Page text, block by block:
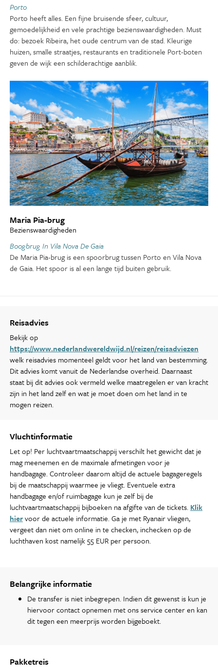
Porto
Porto heeft alles. Een fijne bruisende sfeer, cultuur,
gemoedelijkheid en vele prachtige bezienswaardigheden. Must
do: bezoek Ribeira, het oude centrum van de stad. Kleurige
huizen, smalle straatjes, restaurants en traditionele Port-boten
geven de wijk een schilderachtige aanblik.
Maria Pia-brug
Bezienswaardigheden
Boogbrug In Vila Nova De Gaia
De Maria Pia-brug is een spoorbrug tussen Porto en Vila Nova
de Gaia. Het spoor is al een lange tijd buiten gebruik.
Reisadvies
Bekijk op
https://www.nederlandwereldwijd.nl/reizen/reisadviezen
welk reisadvies momenteel geldt voor het land van bestemming.
Dit advies komt vanuit de Nederlandse overheid. Daarnaast
staat bij dit advies ook vermeld welke maatregelen er van kracht
zijn in het land zelf en wat je moet doen om het land in te
mogen reizen.
Vluchtinformatie
Let op! Per luchtvaartmaatschappij verschilt het gewicht dat je
mag meenemen en de maximale afmetingen voor je
handbagage. Controleer daarom altijd de actuele bagageregels
bij de maatschappij waarmee je vliegt. Eventuele extra
handbagage en/of ruimbagage kun je zelf bij de
luchtvaartmaatschappij bijboeken na afgifte van de tickets. Klik
hiervoor de actuele informatie. Ga je met Ryanair vliegen,
vergeet dan niet om online in te checken, inchecken op de
luchthaven kost namelijk 55 EUR per persoon.
Belangrijke informatie
De transfer is niet inbegrepen. Indien dit gewenst is kun je
hiervoor contact opnemen met ons service center en kan
dit tegen een meerprijs worden bijgeboekt.
Pakketreis